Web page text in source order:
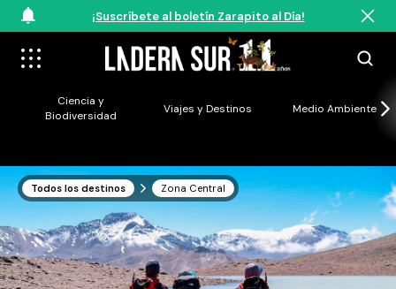
¡Suscríbete al boletín Zarapito al Día!
Ciencia y
Biodiversidad
Viajes y Destinos Medio Ambiente
Todos los destinos Zona Central